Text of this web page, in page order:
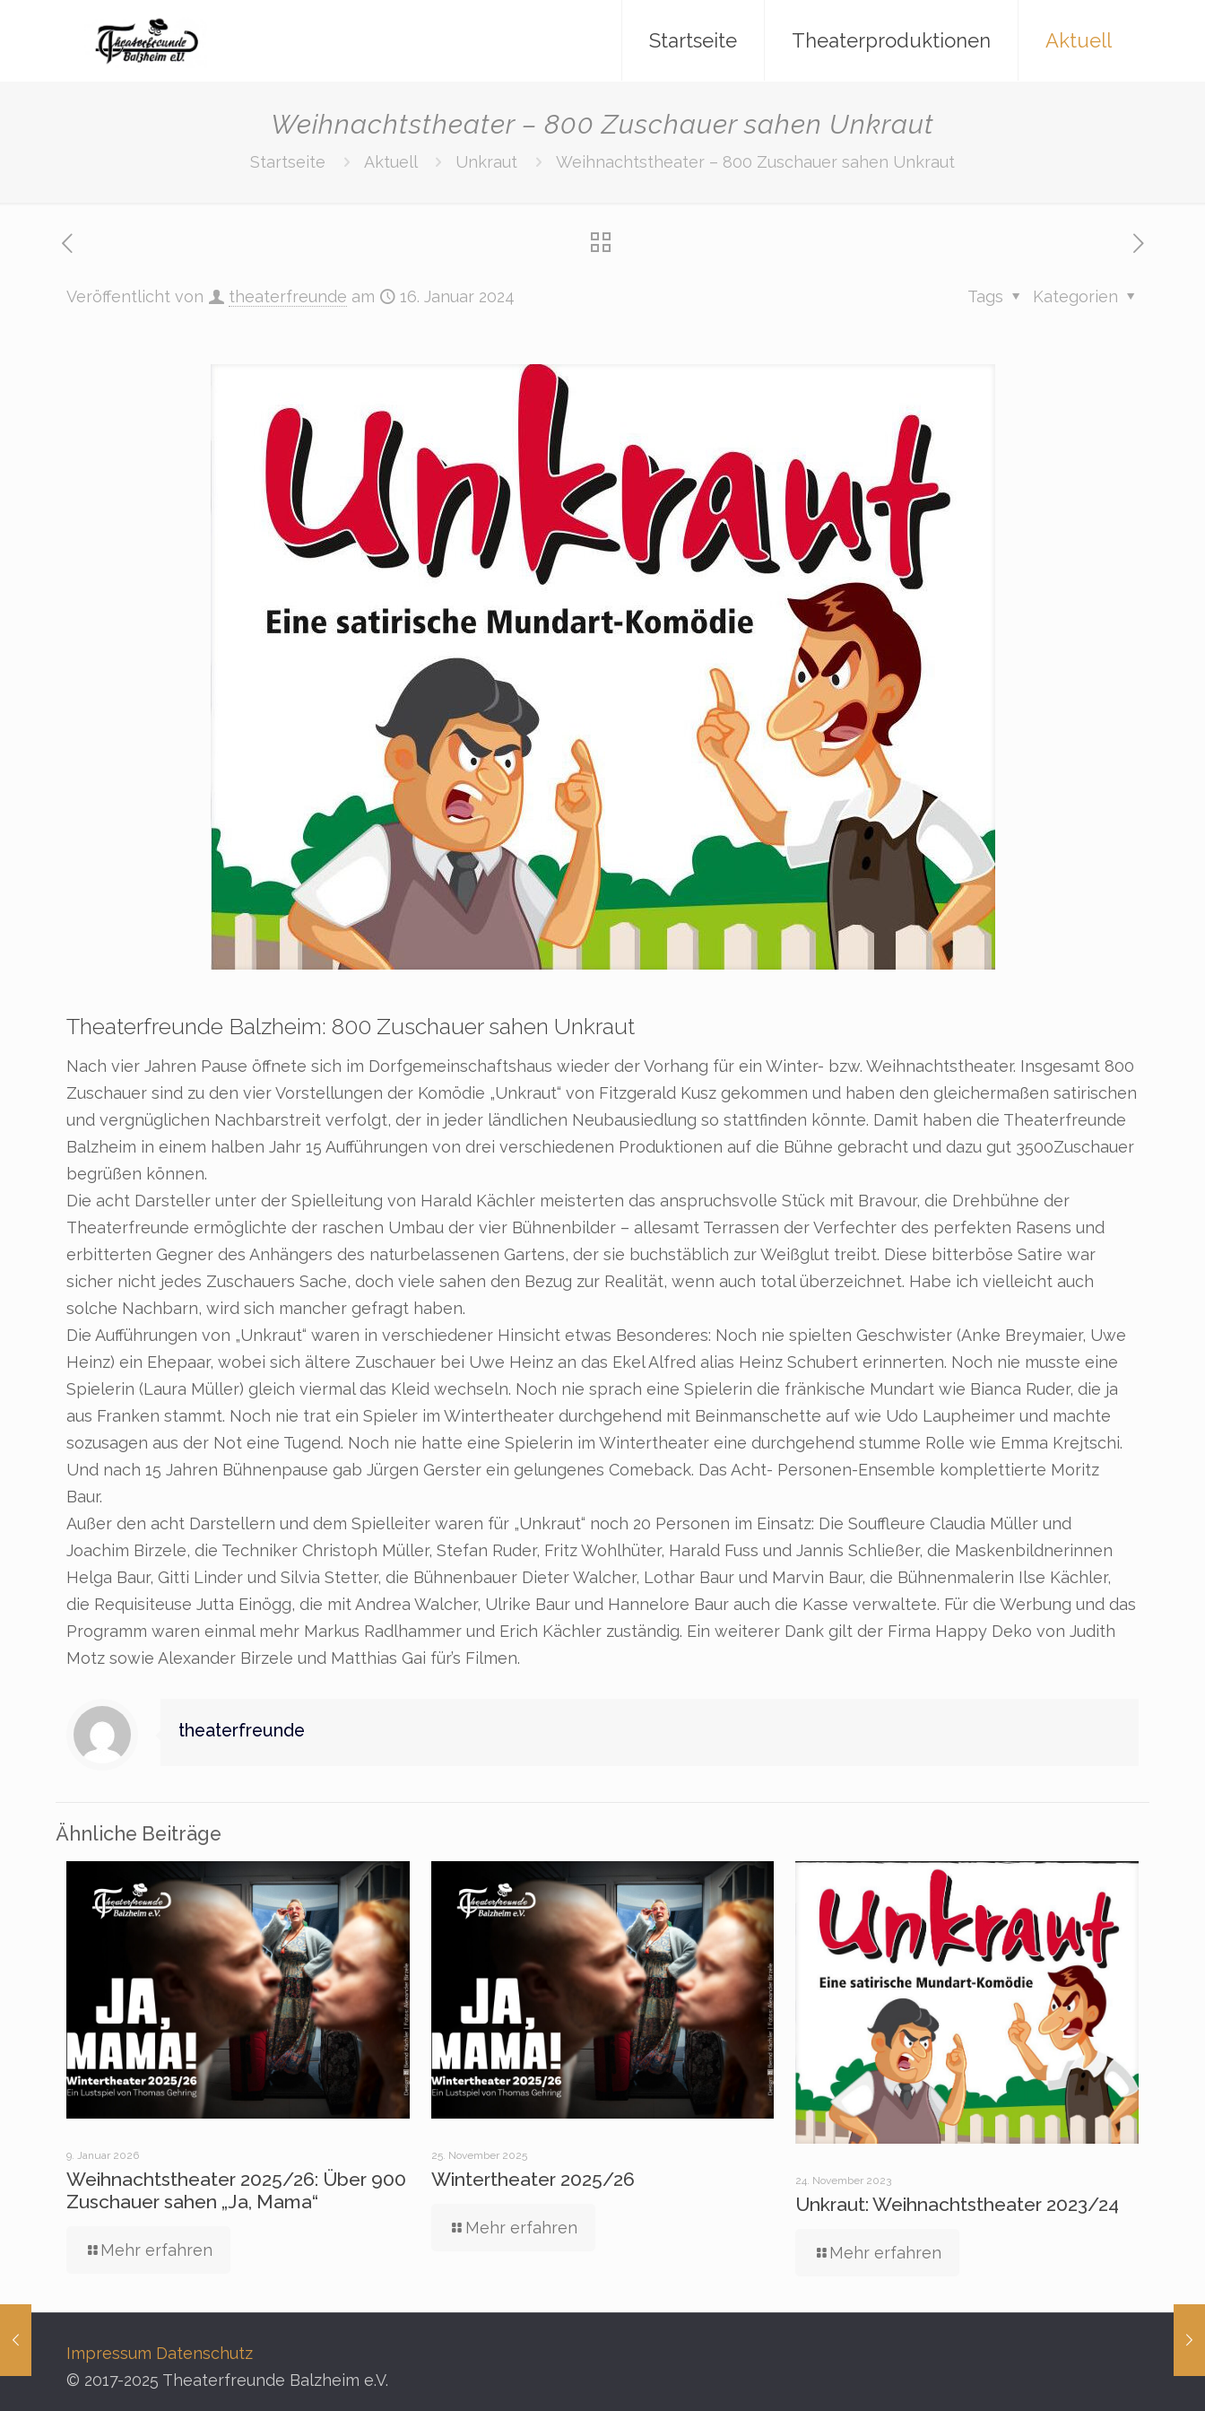
Startseite Theaterproduktionen Aktuell
Weihnachtstheater – 800 Zuschauer sahen Unkraut
Startseite Aktuell Unkraut Weihnachtstheater – 800 Zuschauer sahen Unkraut
Veröffentlicht von theaterfreunde am 16. Januar 2024 Kategorien
Tags
Theaterfreunde Balzheim: 800 Zuschauer sahen Unkraut
Nach vier Jahren Pause öffnete sich im Dorfgemeinschaftshaus wieder der Vorhang für ein Winter- bzw. Weihnachtstheater. Insgesamt 800
Zuschauer sind zu den vier Vorstellungen der Komödie „Unkraut“ von Fitzgerald Kusz gekommen und haben den gleichermaßen satirischen
und vergnüglichen Nachbarstreit verfolgt, der in jeder ländlichen Neubausiedlung so stattfinden könnte. Damit haben die Theaterfreunde
Balzheim in einem halben Jahr 15 Aufführungen von drei verschiedenen Produktionen auf die Bühne gebracht und dazu gut 3500Zuschauer
begrüßen können.
Die acht Darsteller unter der Spielleitung von Harald Kächler meisterten das anspruchsvolle Stück mit Bravour, die Drehbühne der
Theaterfreunde ermöglichte der raschen Umbau der vier Bühnenbilder – allesamt Terrassen der Verfechter des perfekten Rasens und
erbitterten Gegner des Anhängers des naturbelassenen Gartens, der sie buchstäblich zur Weißglut treibt. Diese bitterböse Satire war
sicher nicht jedes Zuschauers Sache, doch viele sahen den Bezug zur Realität, wenn auch total überzeichnet. Habe ich vielleicht auch
solche Nachbarn, wird sich mancher gefragt haben.
Die Aufführungen von „Unkraut“ waren in verschiedener Hinsicht etwas Besonderes: Noch nie spielten Geschwister (Anke Breymaier, Uwe
Heinz) ein Ehepaar, wobei sich ältere Zuschauer bei Uwe Heinz an das Ekel Alfred alias Heinz Schubert erinnerten. Noch nie musste eine
Spielerin (Laura Müller) gleich viermal das Kleid wechseln. Noch nie sprach eine Spielerin die fränkische Mundart wie Bianca Ruder, die ja
aus Franken stammt. Noch nie trat ein Spieler im Wintertheater durchgehend mit Beinmanschette auf wie Udo Laupheimer und machte
sozusagen aus der Not eine Tugend. Noch nie hatte eine Spielerin im Wintertheater eine durchgehend stumme Rolle wie Emma Krejtschi.
Und nach 15 Jahren Bühnenpause gab Jürgen Gerster ein gelungenes Comeback. Das Acht- Personen-Ensemble komplettierte Moritz
Baur.
Außer den acht Darstellern und dem Spielleiter waren für „Unkraut“ noch 20 Personen im Einsatz: Die Souffleure Claudia Müller und
Joachim Birzele, die Techniker Christoph Müller, Stefan Ruder, Fritz Wohlhüter, Harald Fuss und Jannis Schließer, die Maskenbildnerinnen
Helga Baur, Gitti Linder und Silvia Stetter, die Bühnenbauer Dieter Walcher, Lothar Baur und Marvin Baur, die Bühnenmalerin Ilse Kächler,
die Requisiteuse Jutta Einögg, die mit Andrea Walcher, Ulrike Baur und Hannelore Baur auch die Kasse verwaltete. Für die Werbung und das
Programm waren einmal mehr Markus Radlhammer und Erich Kächler zuständig. Ein weiterer Dank gilt der Firma Happy Deko von Judith
Motz sowie Alexander Birzele und Matthias Gai für’s Filmen.
theaterfreunde
Ähnliche Beiträge
9. Januar 2026
Weihnachtstheater 2025/26: Über 900
Zuschauer sahen „Ja, Mama“
Mehr erfahren
25. November 2025
Wintertheater 2025/26
Mehr erfahren
24. November 2023
Unkraut: Weihnachtstheater 2023/24
Mehr erfahren
Impressum Datenschutz
© 2017-2025 Theaterfreunde Balzheim e.V.